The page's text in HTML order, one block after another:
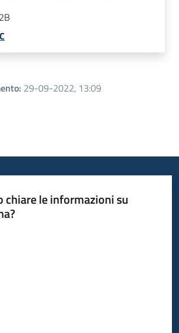
: 29-09-2022, 13:09
chiare le informazioni su